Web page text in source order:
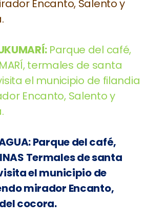
Encanto, Salento y
Parque del café,
termales de santa
el municipio de filandia
Encanto, Salento y
Parque del café,
Termales de santa
el municipio de
mirador Encanto,
cocora.